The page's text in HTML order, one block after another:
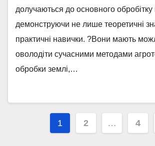
долучаються до основного обробітку
демонструючи не лише теоретичні
практичні навички. ?Вони мають
оволодіти сучасними методами
обробки землі,…
Пагінація
1 2 … 4